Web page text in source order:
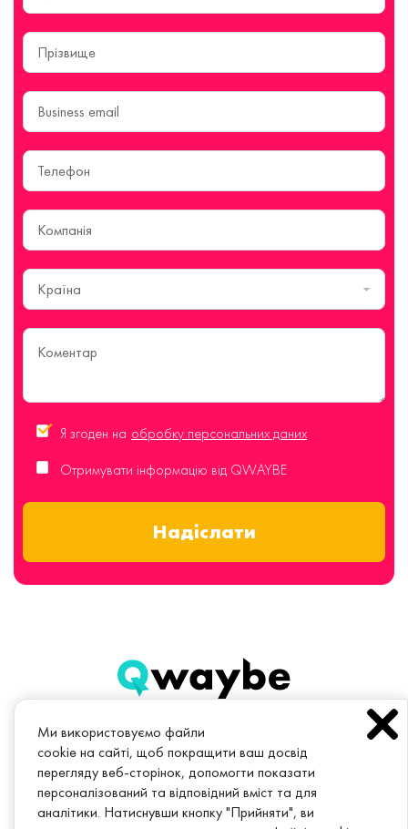
Країна
Я згоден на обробку персональних даних
Отримувати інформацію від QWAYBE
Надіслати
Будь в курсі. Підпишись на розсилку!
Ми використовуємо файли
cookie на сайті, щоб покращити ваш досвід
перегляду веб-сторінок, допомогти показати
персоналізований та відповідний вміст та для
аналітики. Натиснувши кнопку "Прийняти", ви